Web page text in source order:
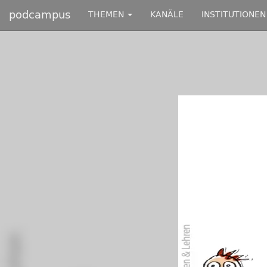
podcampus THEMEN KANÄLE INSTITUTIONEN